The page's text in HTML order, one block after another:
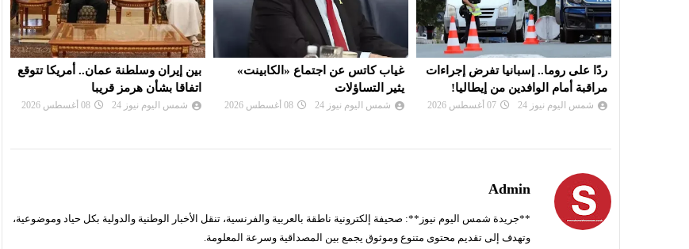
ردًا على روما.. إسبانيا تفرض إجراءات
مراقبة أمام الوافدين من إيطاليا!
شمس اليوم نيوز 24 07 أغسطس 2026
غياب كاتس عن اجتماع «الكابينت»
يثير التساؤلات
شمس اليوم نيوز 24 08 أغسطس 2026
بين إيران وسلطنة عمان.. أمريكا تتوقع
اتفاقا بشأن هرمز قريبا
شمس اليوم نيوز 24 08 أغسطس 2026
Admin
**جريدة شمس اليوم نيوز**: صحيفة إلكترونية ناطقة بالعربية والفرنسية، تنقل الأخبار الوطنية والدولية بكل حياد وموضوعية،
وتهدف إلى تقديم محتوى متنوع وموثوق يجمع بين المصداقية وسرعة المعلومة.